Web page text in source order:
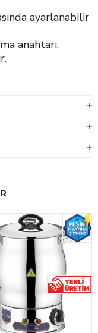
ayarlanabilir
anahtarı.